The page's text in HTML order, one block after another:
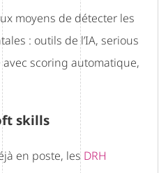
moyens de détecter les
: outils de l’IA, serious
scoring automatique,
skills
en poste, les DRH